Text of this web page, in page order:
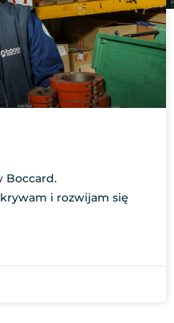
Boccard.
i rozwijam się